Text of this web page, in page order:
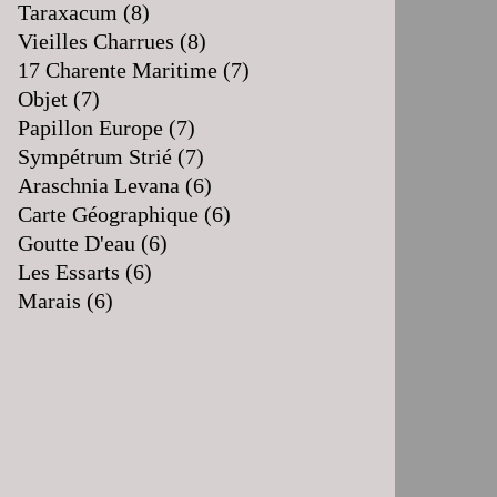
Taraxacum (8)
Vieilles Charrues (8)
17 Charente Maritime (7)
Objet (7)
Papillon Europe (7)
Sympétrum Strié (7)
Araschnia Levana (6)
Carte Géographique (6)
Goutte D'eau (6)
Les Essarts (6)
Marais (6)